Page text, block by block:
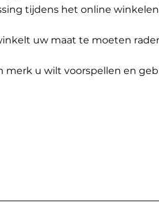
tijdens het online
uw maat te moeten
merk u wilt voorspellen en